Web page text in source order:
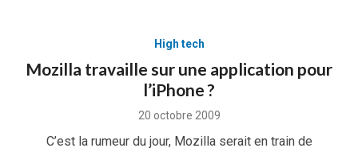
High tech
Mozilla travaille sur une application pour
l’iPhone ?
Posted
20 octobre 2009
C’est la rumeur du jour, Mozilla serait en train de